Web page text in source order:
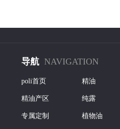
导航 NAVIGATION
poli首页
精油产区
专属定制
精油
纯露
植物油